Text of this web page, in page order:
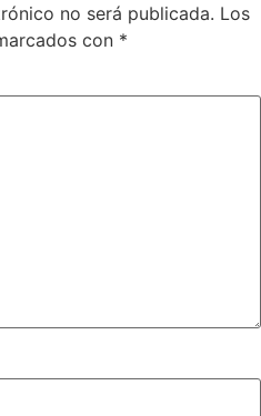
no será publicada. Los
con *